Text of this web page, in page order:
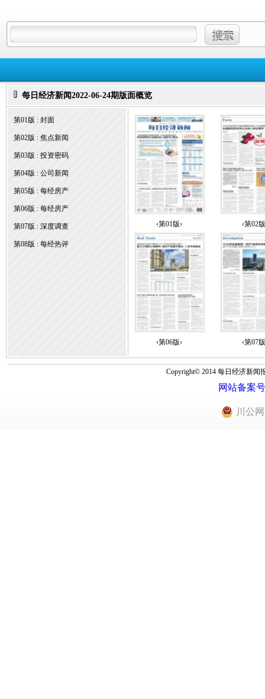
每日经济新闻2022-06-24期版面概览
第01版 : 封面
第02版 : 焦点新闻
第03版 : 投资密码
第04版 : 公司新闻
第05版 : 每经房产
第06版 : 每经房产
第07版 : 深度调查
第08版 : 每经热评
‹第01版› ‹第02
‹第06版› ‹第07
Copyright© 2014 每日经济新
网站备案
川公